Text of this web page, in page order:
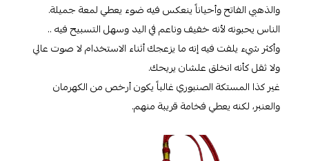
والذهبي الفاتح وأحياناً ينعكس فيه ضوء يعطي لمعة جميلة.
الناس يحبونه لأنه خفيف وناعم في اليد وسهل التسبيح فيه ..
وأكثر شيء يلفت فيه إنه ما يزعجك أثناء الاستخدام لا صوت عالي
ولا ثقل كأنه انخلق علشان يريحك.
غير كذا المستكة الصنبوري غالباً يكون أرخص من الكهرمان
والعنبر، لكنه يعطي فخامة قريبة منهم.